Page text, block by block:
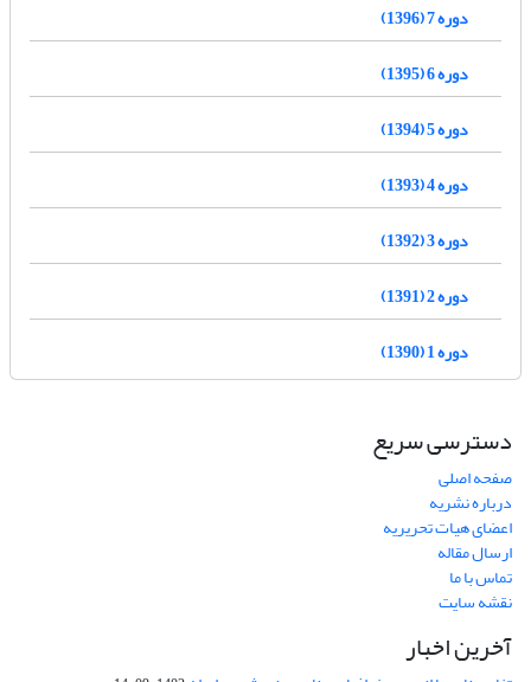
دوره 7 (1396)
دوره 6 (1395)
دوره 5 (1394)
دوره 4 (1393)
دوره 3 (1392)
دوره 2 (1391)
دوره 1 (1390)
دسترسی سریع
صفحه اصلی
درباره نشریه
اعضای هیات تحریریه
ارسال مقاله
تماس با ما
نقشه سایت
آخرین اخبار